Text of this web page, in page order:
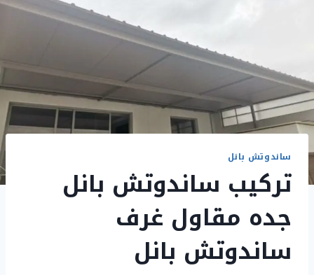
ساندوتش بانل
تركيب ساندوتش بانل
جده مقاول غرف
ساندوتش بانل